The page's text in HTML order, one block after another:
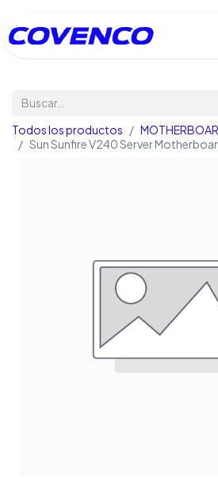
Todos los productos
Sun Sunfire V240 Server